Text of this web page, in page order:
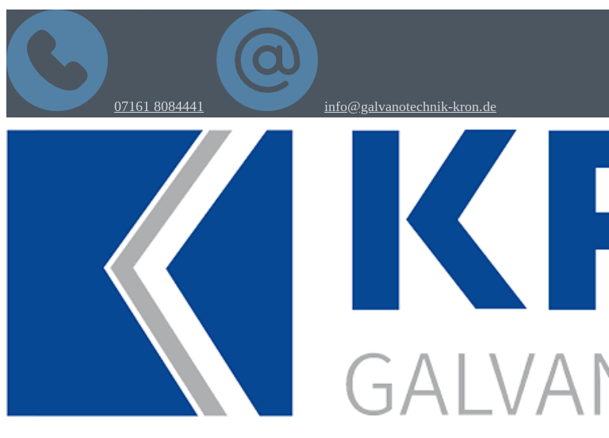
Steebstraße 4 | 73098 Rechberghausen
07161 8084441 info@galvanotechnik-kron.de